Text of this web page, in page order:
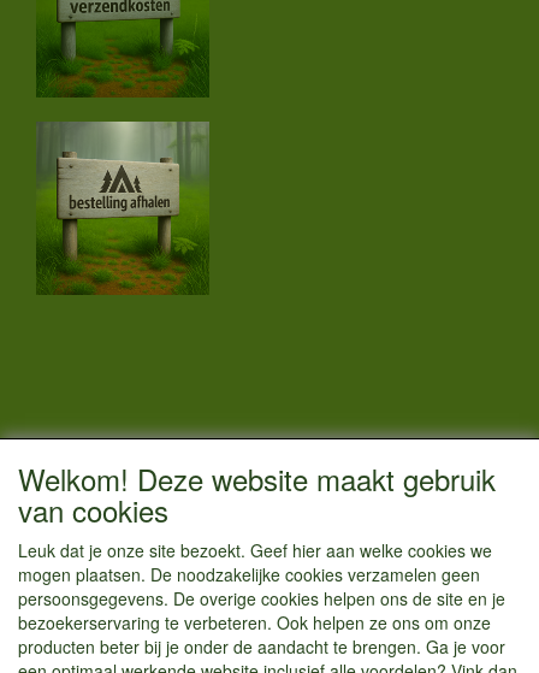
CONTACTGEGEVENS
Vestigingsadres:
Einsteinstraat 52
1433 BG Kudelstaart
info@kamperenenzo.nl
Tel : 06 125 82 112
Welkom! Deze website maakt gebruik
van cookies
Leuk dat je onze site bezoekt. Geef hier aan welke cookies we
mogen plaatsen. De noodzakelijke cookies verzamelen geen
persoonsgegevens. De overige cookies helpen ons de site en je
bezoekerservaring te verbeteren. Ook helpen ze ons om onze
producten beter bij je onder de aandacht te brengen. Ga je voor